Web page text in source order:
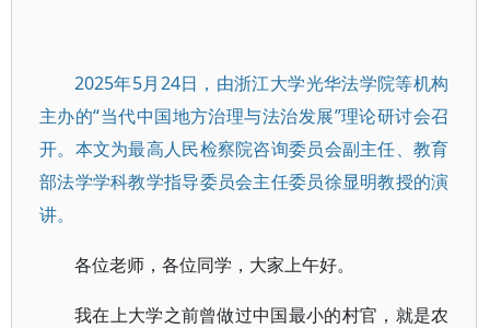
2025年5月24日，由浙江大学光华法学院等机构
主办的“当代中国地方治理与法治发展”理论研讨会召
开。本文为最高人民检察院咨询委员会副主任、教育
部法学学科教学指导委员会主任委员徐显明教授的演
讲。
各位老师，各位同学，大家上午好。
我在上大学之前曾做过中国最小的村官，就是农